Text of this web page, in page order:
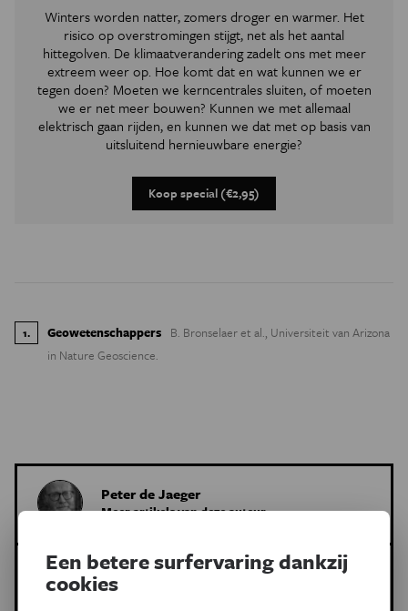
Winters worden natter, zomers droger en warmer. Het
risico op overstromingen stijgt, net als het aantal
hittegolven. De klimaatverandering zadelt ons met meer
extreem weer op. Hoe komt dat en wat kunnen we er
tegen doen? Moeten we kerncentrales sluiten, of moeten
we er net meer bouwen? Kunnen we met allemaal
elektrisch gaan rijden, en kunnen we dat met op basis van
uitsluitend hernieuwbare energie?
Koop special (€2,95)
1. Geowetenschappers B. Bronselaer et al., Universiteit van Arizona
in Nature Geoscience.
Peter de Jaeger
Meer artikels van deze auteur
Meer over de volgende onderwerpen:
Natuur & Milieu
Een betere surfervaring dankzij
cookies